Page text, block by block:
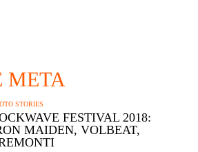
ΜΕΤΆ
STORIES
FESTIVAL 2018:
MAIDEN, VOLBEAT,